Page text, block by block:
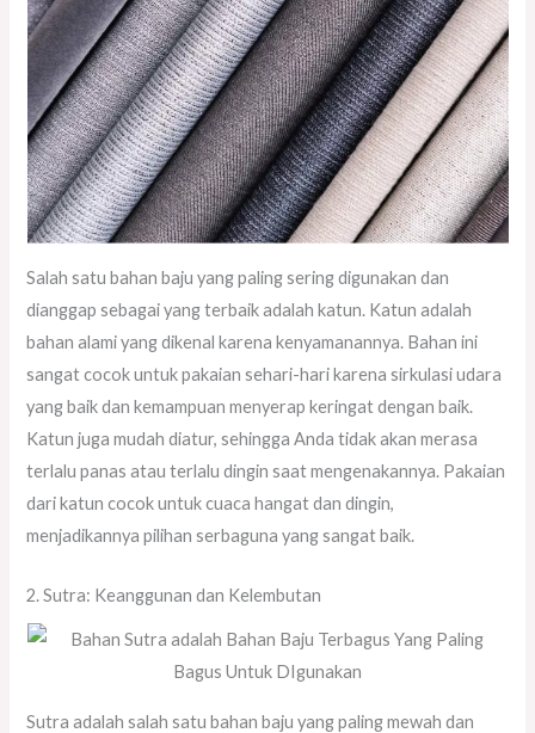
Salah satu bahan baju yang paling sering digunakan dan
dianggap sebagai yang terbaik adalah katun. Katun adalah
bahan alami yang dikenal karena kenyamanannya. Bahan ini
sangat cocok untuk pakaian sehari-hari karena sirkulasi udara
yang baik dan kemampuan menyerap keringat dengan baik.
Katun juga mudah diatur, sehingga Anda tidak akan merasa
terlalu panas atau terlalu dingin saat mengenakannya. Pakaian
dari katun cocok untuk cuaca hangat dan dingin,
menjadikannya pilihan serbaguna yang sangat baik.
2. Sutra: Keanggunan dan Kelembutan
Sutra adalah salah satu bahan baju yang paling mewah dan